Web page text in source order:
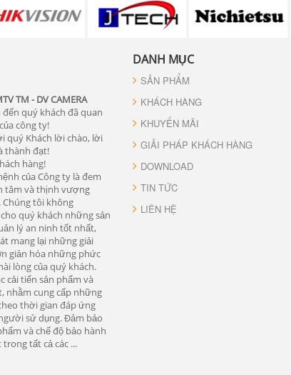
TM - DV CAMERA
quý khách đã quan
công ty!
quý Khách lời chào, lời
thành đạt!
hàng!
của Công ty là đem
tâm và thịnh vượng
Chúng tôi không
quý khách những sản
lý an ninh tốt nhất,
mang lại những giải
giản hóa những phức
lòng của quý khách.
cải tiến sản phẩm và
nhằm cung cấp những
thời gian đáp ứng
sử dụng. Đảm bảo
và chế độ bảo hành
tất cả các ...
DANH MỤC
SẢN PHẨM
KHÁCH HÀNG
KHUYẾN MÃI
GIẢI PHÁP KHÁCH HÀNG
DOWNLOAD
TIN TỨC
LIÊN HỆ